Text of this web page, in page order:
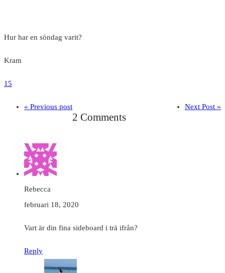
Hur har en söndag varit?
Kram
15
« Previous post Next Post »
2 Comments
Rebecca
februari 18, 2020
Vart är din fina sideboard i trä ifrån?
Reply